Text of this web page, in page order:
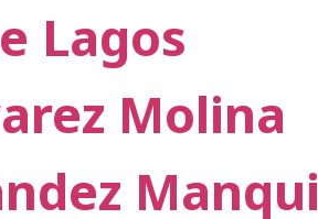
Lagos
Molina
Manqui